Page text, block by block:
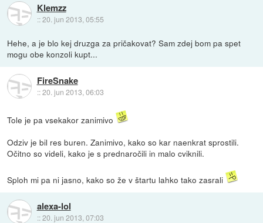
Klemzz
::20. jun 2013, 05:55
Hehe, a je blo kej druzga za pričakovat? Sam zdej bom pa spet
mogu obe konzoli kupt...
FireSnake
::20. jun 2013, 06:03
Tole je pa vsekakor zanimivo
Odziv je bil res buren. Zanimivo, kako so kar naenkrat sprostili.
Očitno so videli, kako je s prednaročili in malo cviknili.
Sploh mi pa ni jasno, kako so že v štartu lahko tako zasrali
alexa-lol
::20. jun 2013, 07:03